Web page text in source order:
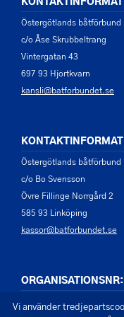
Östergötlands båtförbund
c/o Åse Skrubbeltrang
Vintergatan 43
697 93 Hjortkvarn
kansli@batforbundet.se
Östergötlands båtförbund
c/o Bo Svensson
Övre Fillinge Norrgård 2
585 93 Linköping
kassor@batforbundet.se
ORGANISATIONSNR:
822001-6458
Vi använder